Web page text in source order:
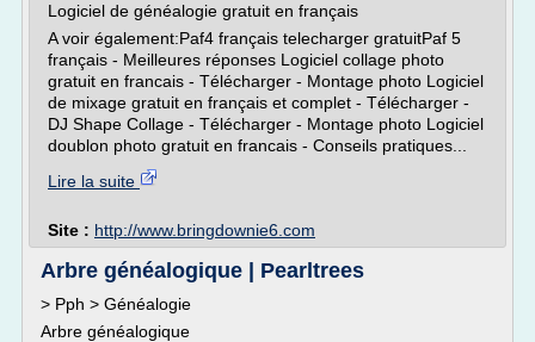
Logiciel de généalogie gratuit en français
A voir également:Paf4 français telecharger gratuitPaf 5
français - Meilleures réponses Logiciel collage photo
gratuit en francais - Télécharger - Montage photo Logiciel
de mixage gratuit en français et complet - Télécharger -
DJ Shape Collage - Télécharger - Montage photo Logiciel
doublon photo gratuit en francais - Conseils pratiques...
Lire la suite
Site : http://www.bringdownie6.com
Arbre généalogique | Pearltrees
> Pph > Généalogie
Arbre généalogique